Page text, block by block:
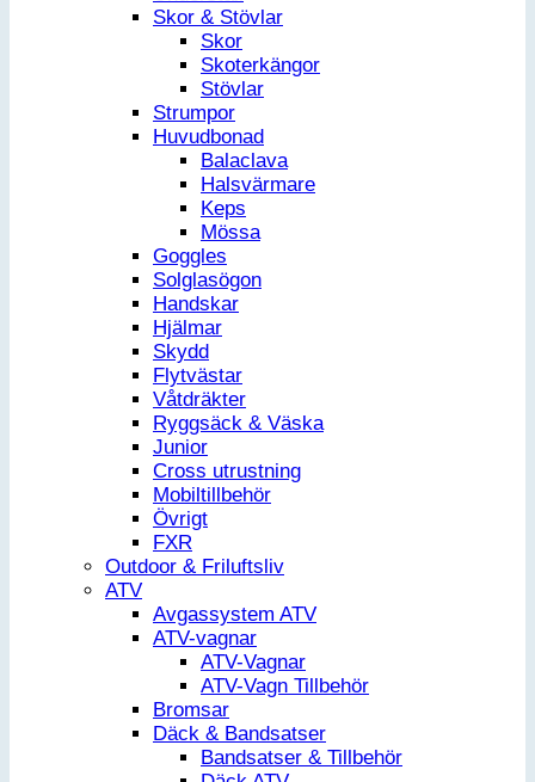
Skor & Stövlar
Skor
Skoterkängor
Stövlar
Strumpor
Huvudbonad
Balaclava
Halsvärmare
Keps
Mössa
Goggles
Solglasögon
Handskar
Hjälmar
Skydd
Flytvästar
Våtdräkter
Ryggsäck & Väska
Junior
Cross utrustning
Mobiltillbehör
Övrigt
FXR
Outdoor & Friluftsliv
ATV
Avgassystem ATV
ATV-vagnar
ATV-Vagnar
ATV-Vagn Tillbehör
Bromsar
Däck & Bandsatser
Bandsatser & Tillbehör